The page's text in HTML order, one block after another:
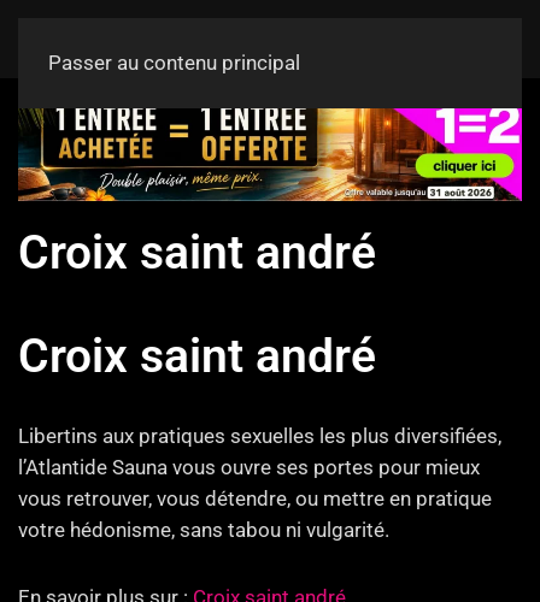
Passer au contenu principal
Croix saint andré
Croix saint andré
Libertins aux pratiques sexuelles les plus diversifiées,
l’Atlantide Sauna vous ouvre ses portes pour mieux
vous retrouver, vous détendre, ou mettre en pratique
votre hédonisme, sans tabou ni vulgarité.